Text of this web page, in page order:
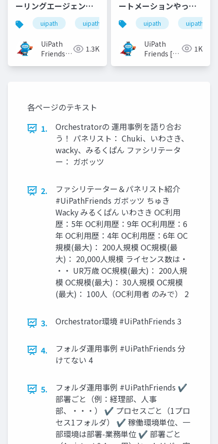
ーリングエージェント
のご紹介uipath uipathfriends
UiPath
Friends
1.3K
ートメーションやって
みた
uipath
UiPath
Friends [公
1K
各ページのテキスト
1.
Orchestratorの 運用事例を語り合お
う！ パネリスト： Chuki、いわさき、
wacky、みるくぱん ファシリテータ
ー： ガボッツ
2.
ファシリテーター＆パネリスト紹介
#UiPathFriends ガボッツ ちゅき
Wacky みるくぱん いわさき OC利用
歴：5年 OC利用歴：9年 OC利用歴：6
年 OC利用歴：4年 OC利用歴：6年 OC
規模(最大)： 200人規模 OC規模(最
大)： 20,000人規模 ライセンス数は・
・・ UR万歳 OC規模(最大)： 200人規
模 OC規模(最大)： 30人規模 OC規模
(最大)： 100人（OC利用者 のみで） 2
3. Orchestrator環境 #UiPathFriends 3
4.
フォルダ運用事例 #UiPathFriends 分
けてない 4
5.
フォルダ運用事例 #UiPathFriends ✔
部署ごと（例：経理部、人事
部、・・・） ✔ プロセスごと（1プロ
セス1フォルダ） ✔ 稼働環境単位、一
部環境は部署-業務単位 ✔ 部署ごと